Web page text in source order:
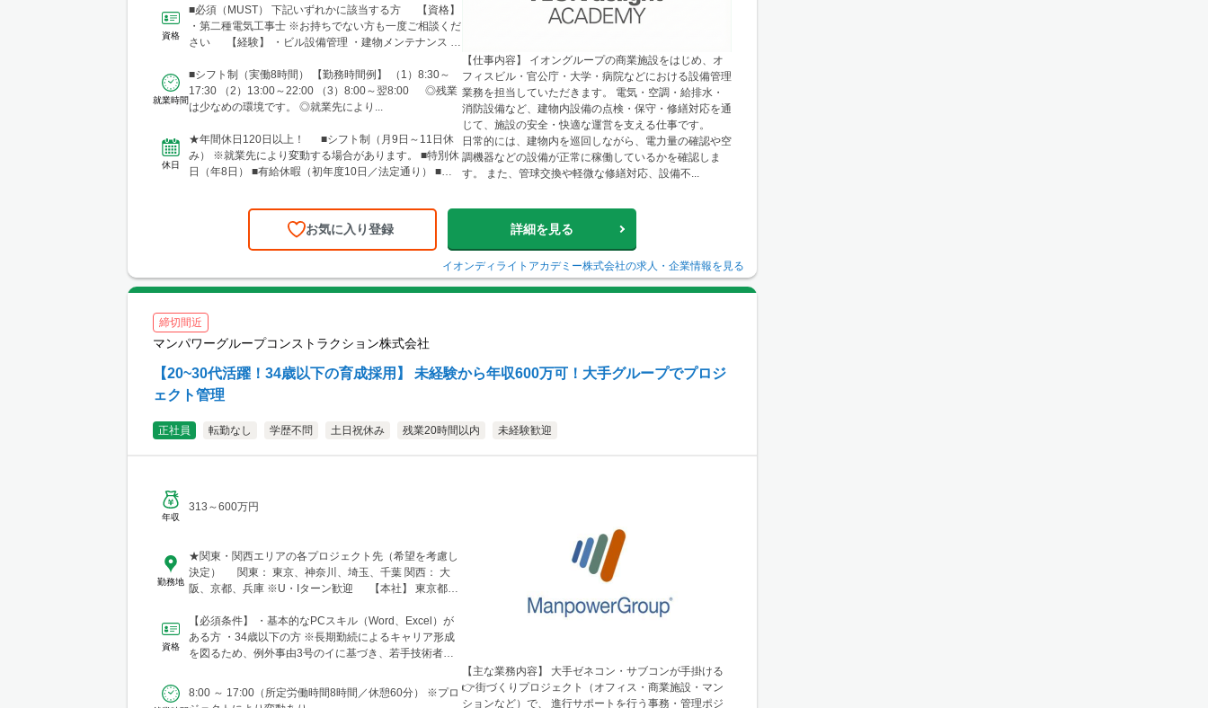
台市 ■関東 └東京23区 └町田・立川・調布・西東京 └
横浜・川崎・相模原・海老名・厚木 └千葉・船橋・市
川・柏・浦安・市原 └さいたま・川越・越谷・久喜・三
井・豊橋・岡崎・長久手・日進・稲沢・清須・小牧 └岐
阜・各務原 └津・四日市・桑名・志摩 └静岡・浜松・沼
津・御殿場 ■関西 └大阪市・なんばエリア・梅田エリ
宮・尼崎・姫路・加古川 └京都市・長岡京・舞鶴・木
津・木津川・城陽・京田辺・福知山・綾部・八幡 └滋
賀・大津・草津・近江八幡・長浜・米原 └和歌山・新
資格
■必須（MUST） 下記いずれかに該当する方 【資格】
・第二種電気工事士 ※お持ちでない方も一度ご相談くだ
さい 【経験】 ・ビル設備管理 ・建物メンテナンス な
就業時間
■シフト制（実働8時間） 【勤務時間例】 （1）8:30～
17:30 （2）13:00～22:00 （3）8:00～翌8:00 ◎残業
は少なめの環境です。 ◎就業先により...
休日
★年間休日120日以上！ ■シフト制（月9日～11日休
み） ※就業先により変動する場合があります。 ■特別休
日（年8日） ■有給休暇（初年度10日／法定通り） ■慶
【仕事内容】 イオングループの商業施設をはじめ、オ
フィスビル・官公庁・大学・病院などにおける設備管理
業務を担当していただきます。 電気・空調・給排水・
消防設備など、建物内設備の点検・保守・修繕対応を通
じて、施設の安全・快適な運営を支える仕事です。
日常的には、建物内を巡回しながら、電力量の確認や空
調機器などの設備が正常に稼働しているかを確認しま
す。 また、管球交換や軽微な修繕対応、設備不...
お気に入り登録 詳細を見る
イオンディライトアカデミー株式会社の求人・企業情報を見る
締切間近
マンパワーグループコンストラクション株式会社
【20~30代活躍！34歳以下の育成採用】 未経験から年収600万可！大手グループでプロジ
ェクト管理
正社員 転勤なし 学歴不問 土日祝休み 残業20時間以内 未経験歓迎
年収
313～600万円
勤務地
★関東・関西エリアの各プロジェクト先（希望を考慮し
決定） 関東： 東京、神奈川、埼玉、千葉 関西： 大
阪、京都、兵庫 ※U・Iターン歓迎 【本社】 東京都港
資格
【必須条件】 ・基本的なPCスキル（Word、Excel）が
ある方 ・34歳以下の方 ※長期勤続によるキャリア形成
を図るため、例外事由3号のイに基づき、若手技術者の
8:00 ～ 17:00（所定労働時間8時間／休憩60分） ※プロ
【主な業務内容】 大手ゼネコン・サブコンが手掛ける
👉街づくりプロジェクト（オフィス・商業施設・マン
ションなど）で、 進行サポートを行う事務・管理ポジ